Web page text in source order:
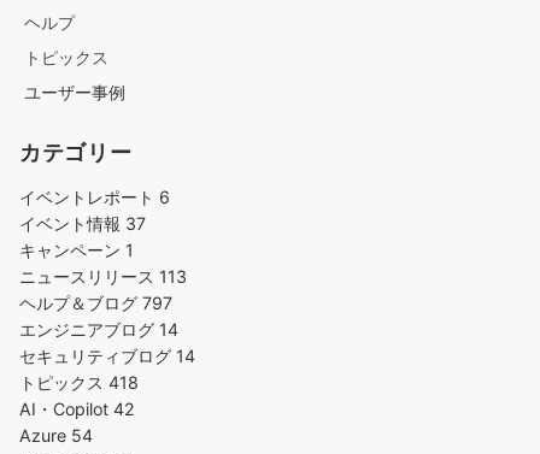
ヘルプ
トピックス
ユーザー事例
カテゴリー
イベントレポート 6
イベント情報 37
キャンペーン 1
ニュースリリース 113
ヘルプ＆ブログ 797
エンジニアブログ 14
セキュリティブログ 14
トピックス 418
AI・Copilot 42
Azure 54